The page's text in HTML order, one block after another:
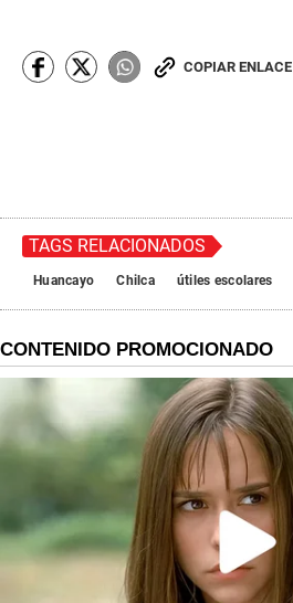
COPIAR ENLACE
TAGS RELACIONADOS
Huancayo Chilca útiles escolares